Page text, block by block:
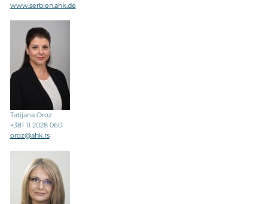
www.serbien.ahk.de
Tatijana Oroz
+381 11 2028 060
oroz@ahk.rs